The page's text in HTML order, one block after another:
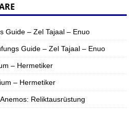
Guide – Zel Tajaal – Enuo
Guide – Zel Tajaal – Enuo
– Hermetiker
– Hermetiker
Reliktausrüstung